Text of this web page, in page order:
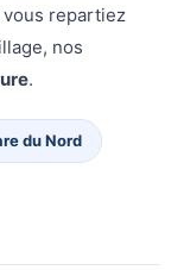
repartiez
nos
.
du Nord